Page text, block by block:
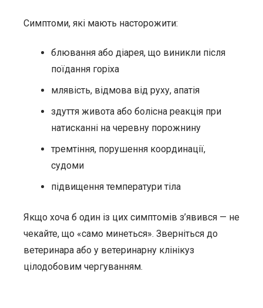
Симптоми, які мають насторожити:
блювання або діарея, що виникли після
поїдання горіха
млявість, відмова від руху, апатія
здуття живота або болісна реакція при
натисканні на черевну порожнину
тремтіння, порушення координації,
судоми
підвищення температури тіла
Якщо хоча б один із цих симптомів з’явився — не
чекайте, що «само минеться». Зверніться до
ветеринара або у ветеринарну клінікуз
цілодобовим чергуванням.